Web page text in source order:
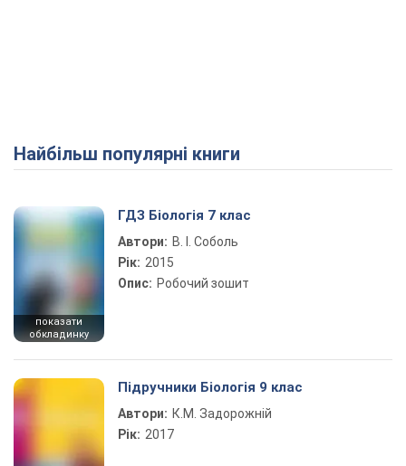
Найбільш популярні книги
показати
обкладинку
ГДЗ Біологія 7 клас
Автори: В. І. Соболь
Рік: 2015
Опис: Робочий зошит
Підручники Біологія 9 клас
Автори: К.М. Задорожній
Рік: 2017